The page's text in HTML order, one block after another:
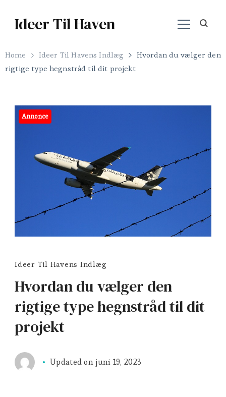
Ideer Til Haven
Home Ideer Til Havens Indlæg
Hvordan du vælger den
rigtige type hegnstråd til dit projekt
Annonce
Ideer Til Havens Indlæg
Hvordan du vælger den
rigtige type hegnstråd til dit
projekt
Updated on juni 19, 2023